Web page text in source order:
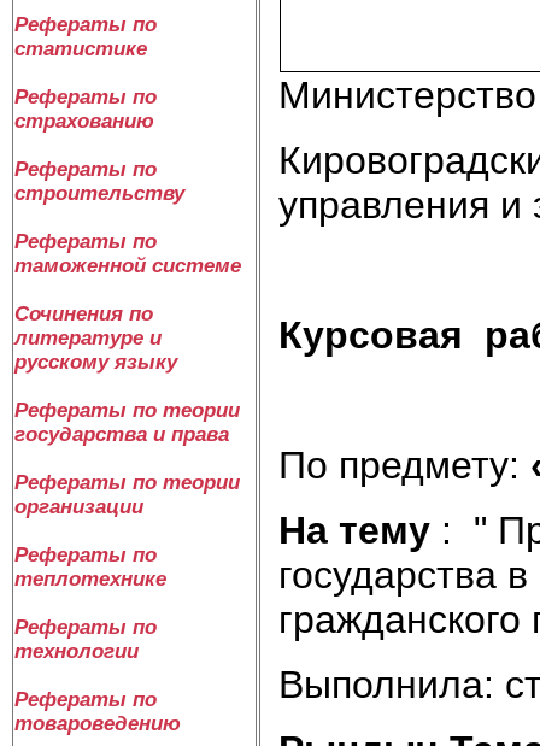
Рефераты по
статистике
Рефераты по
страхованию
Рефераты по
строительству
Рефераты по
таможенной системе
Сочинения по
литературе и
русскому языку
Рефераты по теории
государства и права
Рефераты по теории
организации
Рефераты по
теплотехнике
Рефераты по
технологии
Рефераты по
товароведению
управления и
Курсовая
По предмету:
На тему : "
государства
Выполнила: